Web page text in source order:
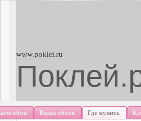
www.poklei.ru
обои Виды обоев Где купить